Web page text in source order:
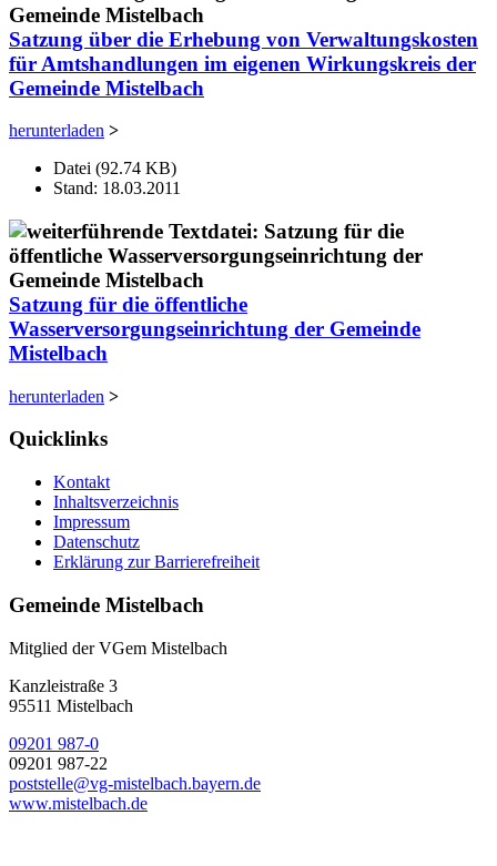
Satzung über die Erhebung von Verwaltungskosten
für Amtshandlungen im eigenen Wirkungskreis der
Gemeinde Mistelbach
herunterladen >
Datei (92.74 KB)
Stand: 18.03.2011
Satzung für die öffentliche
Wasserversorgungseinrichtung der Gemeinde
Mistelbach
herunterladen >
Quicklinks
Kontakt
Inhaltsverzeichnis
Impressum
Datenschutz
Erklärung zur Barrierefreiheit
Gemeinde Mistelbach
Mitglied der VGem Mistelbach
Kanzleistraße 3
95511 Mistelbach
09201 987-0
09201 987-22
poststelle@vg-mistelbach.bayern.de
www.mistelbach.de